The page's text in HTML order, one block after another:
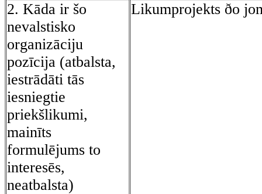
2. Kāda ir šo
nevalstisko
organizāciju
pozīcija (atbalsta,
iestrādāti tās
iesniegtie
priekšlikumi,
mainīts
formulējums to
interesēs,
neatbalsta)
Likumprojekts ðo